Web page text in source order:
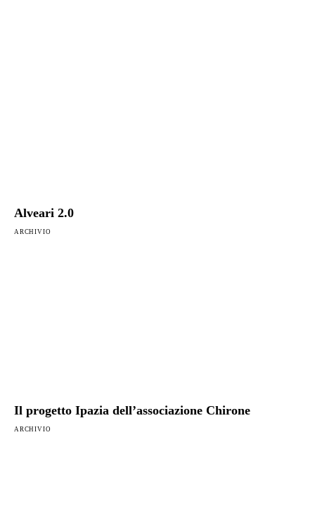
Alveari 2.0
ARCHIVIO
Il progetto Ipazia dell’associazione Chirone
ARCHIVIO